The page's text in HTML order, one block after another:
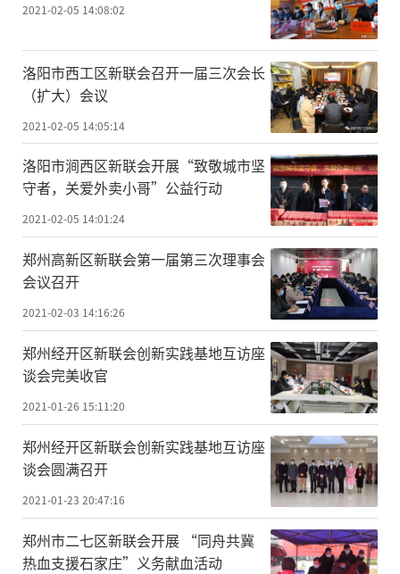
2021-02-05 14:08:02
洛阳市西工区新联会召开一届三次会长
（扩大）会议
2021-02-05 14:05:14
洛阳市涧西区新联会开展“致敬城市坚
守者，关爱外卖小哥”公益行动
2021-02-05 14:01:24
郑州高新区新联会第一届第三次理事会
会议召开
2021-02-03 14:16:26
郑州经开区新联会创新实践基地互访座
谈会完美收官
2021-01-26 15:11:20
郑州经开区新联会创新实践基地互访座
谈会圆满召开
2021-01-23 20:47:16
郑州市二七区新联会开展 “同舟共冀
热血支援石家庄”义务献血活动